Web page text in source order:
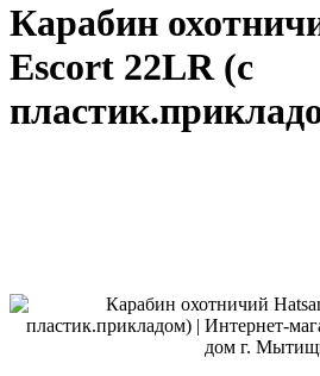
Карабин
Escort 22LR (с